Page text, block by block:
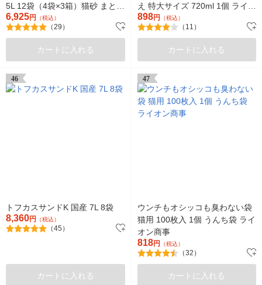
5L 12袋（4袋×3箱）猫砂 まとめ
買い
6,925円 （税込）
（29）
カートに入れる
え 特大サイズ 720ml 1個 ライオ
ンペット（ロハコ）
898円 （税込）
（11）
カートに入れる
46
トフカスサンドK 国産 7L 8袋
8,360円 （税込）
（45）
カートに入れる
47
ウンチもオシッコも臭わない袋
猫用 100枚入 1個 うんち袋 ライ
オン商事
818円 （税込）
（32）
カートに入れる